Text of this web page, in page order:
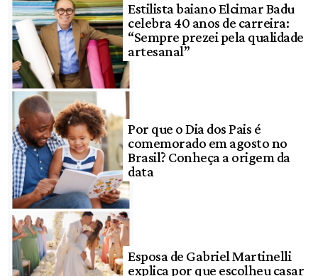
Estilista baiano Elcimar Badu
celebra 40 anos de carreira:
“Sempre prezei pela qualidade
artesanal”
Por que o Dia dos Pais é
comemorado em agosto no
Brasil? Conheça a origem da
data
Esposa de Gabriel Martinelli
explica por que escolheu casar